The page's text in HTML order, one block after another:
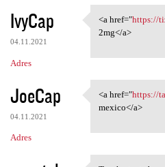
IvyCap
04.11.2021
Adres
<a
<a href="https://
2mg</a>
JoeCap
04.11.2021
Adres
<a
<a href="https://
mexico</a>